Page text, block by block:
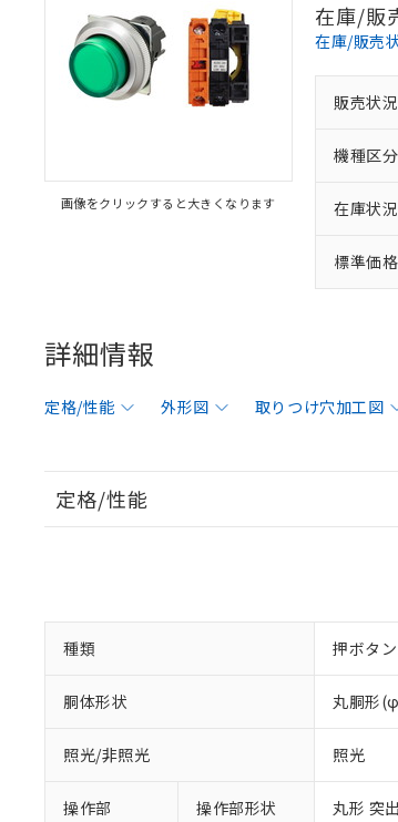
画像をクリックすると大きくなります
在庫/販
在庫/販売
販売状況
機種区分
在庫状況
標準価
詳細情報
定格/性能 外形図 取りつけ穴加工図
定格/性能
種類 押ボタ
胴体形状 丸胴形
照光/非照光 照光
操作部 操作部形状 丸形 突